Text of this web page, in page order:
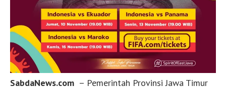
SabdaNews.com – Pemerintah Provinsi Jawa Timur